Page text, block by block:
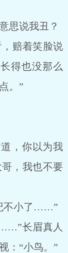
思说我丑？
赔着笑脸说
得也没那么
。”
，你以为我
，我也不要
不小了……”
长眉真人
：“小鸟。”